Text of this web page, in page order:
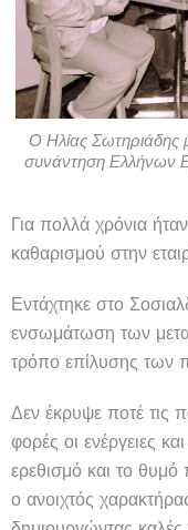
Ο Ηλίας Σωτηριάδης
συνάντηση Ελλήνων
Για πολλά χρόνια
καθαρισμού στην
Εντάχτηκε στο
ενσωμάτωση των
τρόπο επίλυσης των
Δεν έκρυψε ποτέ τις
φορές οι ενέργειες
ερεθισμό και το
ο ανοιχτός